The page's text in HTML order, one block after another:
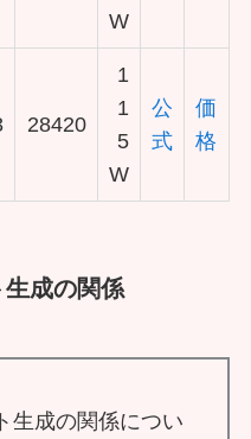
W
28420
1
1
5
W
公
式
価
格
成の関係
生成の関係につい